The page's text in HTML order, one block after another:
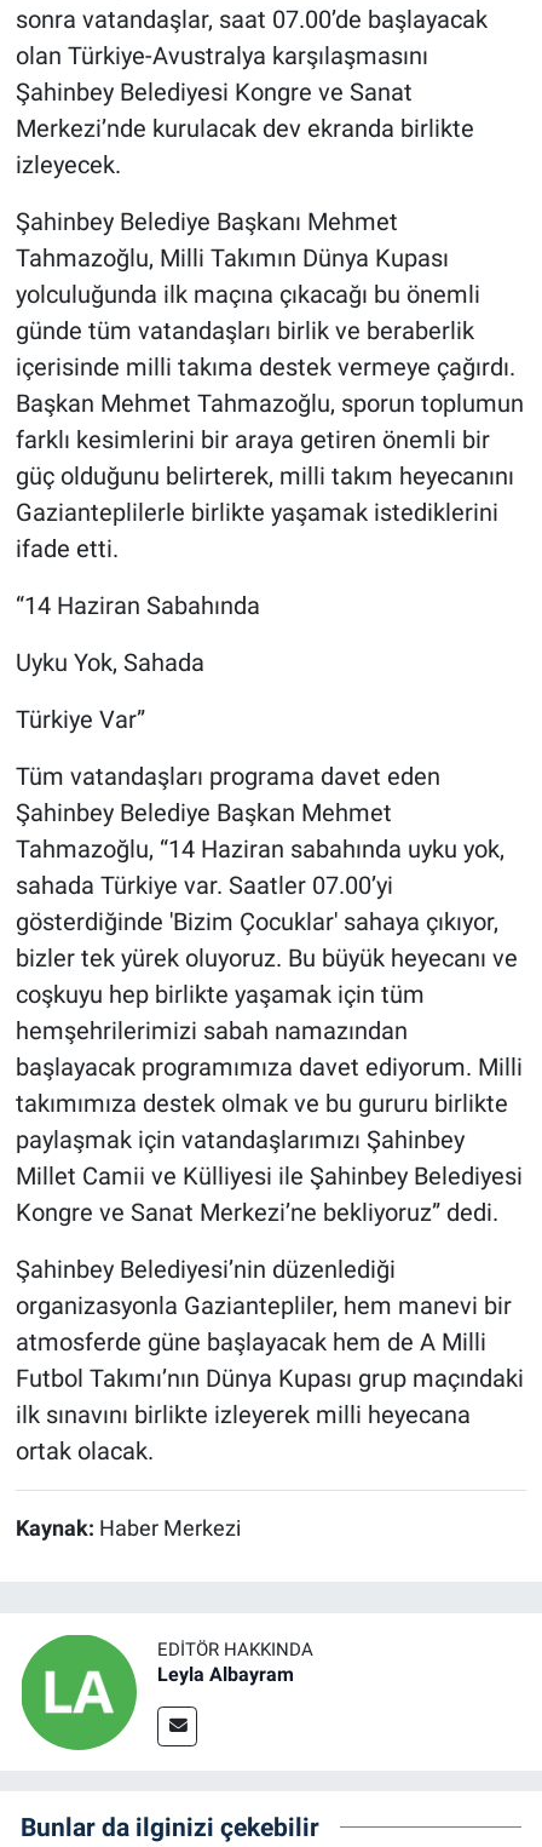
sonra vatandaşlar, saat 07.00’de başlayacak
olan Türkiye-Avustralya karşılaşmasını
Şahinbey Belediyesi Kongre ve Sanat
Merkezi’nde kurulacak dev ekranda birlikte
izleyecek.
Şahinbey Belediye Başkanı Mehmet
Tahmazoğlu, Milli Takımın Dünya Kupası
yolculuğunda ilk maçına çıkacağı bu önemli
günde tüm vatandaşları birlik ve beraberlik
içerisinde milli takıma destek vermeye çağırdı.
Başkan Mehmet Tahmazoğlu, sporun toplumun
farklı kesimlerini bir araya getiren önemli bir
güç olduğunu belirterek, milli takım heyecanını
Gazianteplilerle birlikte yaşamak istediklerini
ifade etti.
“14 Haziran Sabahında
Uyku Yok, Sahada
Türkiye Var”
Tüm vatandaşları programa davet eden
Şahinbey Belediye Başkan Mehmet
Tahmazoğlu, “14 Haziran sabahında uyku yok,
sahada Türkiye var. Saatler 07.00’yi
gösterdiğinde 'Bizim Çocuklar' sahaya çıkıyor,
bizler tek yürek oluyoruz. Bu büyük heyecanı ve
coşkuyu hep birlikte yaşamak için tüm
hemşehrilerimizi sabah namazından
başlayacak programımıza davet ediyorum. Milli
takımımıza destek olmak ve bu gururu birlikte
paylaşmak için vatandaşlarımızı Şahinbey
Millet Camii ve Külliyesi ile Şahinbey Belediyesi
Kongre ve Sanat Merkezi’ne bekliyoruz” dedi.
Şahinbey Belediyesi’nin düzenlediği
organizasyonla Gaziantepliler, hem manevi bir
atmosferde güne başlayacak hem de A Milli
Futbol Takımı’nın Dünya Kupası grup maçındaki
ilk sınavını birlikte izleyerek milli heyecana
ortak olacak.
Kaynak: Haber Merkezi
EDITÖR HAKKINDA
Leyla Albayram
Bunlar da ilginizi çekebilir